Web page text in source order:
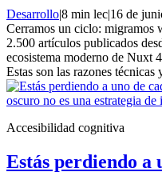
Desarrollo|8 min lec|16 de
Cerramos un ciclo: migramos
2.500 artículos publicados
ecosistema moderno de Nuxt
Estas son las razones
Accesibilidad cognitiva
Estás perdiendo a